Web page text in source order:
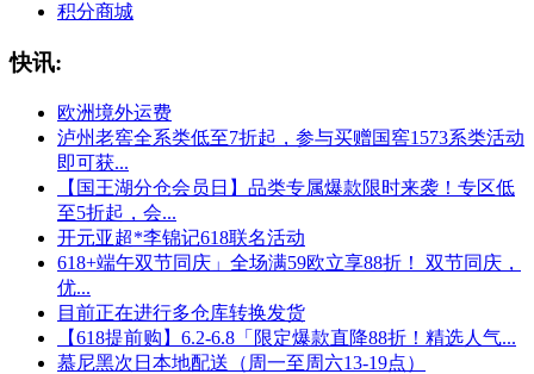
积分商城
快讯:
欧洲境外运费
泸州老窖全系类低至7折起，参与买赠国窖1573系类活动
即可获...
【国王湖分仓会员日】品类专属爆款限时来袭！专区低
至5折起，会...
开元亚超*李锦记618联名活动
618+端午双节同庆」全场满59欧立享88折！ 双节同庆，
优...
目前正在进行多仓库转换发货
【618提前购】6.2-6.8「限定爆款直降88折！精选人气...
慕尼黑次日本地配送（周一至周六13-19点）